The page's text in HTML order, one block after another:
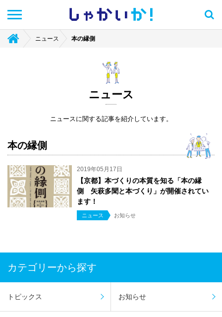
しゃかい か！
ニュース 本の縁側
ニュース
ニュースに関する記事を紹介しています。
本の縁側
2019年05月17日
【京都】本づくりの本質を知る「本の縁
側 矢萩多聞と本づくり」が開催されてい
ます！
ニュース お知らせ
カテゴリーから探す
トピックス お知らせ